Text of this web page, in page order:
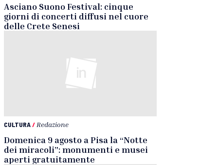
Asciano Suono Festival: cinque
giorni di concerti diffusi nel cuore
delle Crete Senesi
CULTURA/ Redazione
Domenica 9 agosto a Pisa la “Notte
dei miracoli”: monumenti e musei
aperti gratuitamente